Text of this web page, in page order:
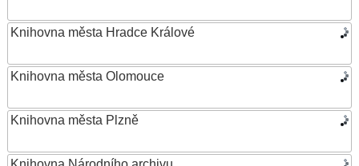
Knihovna města Hradce Králové
Knihovna města Olomouce
Knihovna města Plzně